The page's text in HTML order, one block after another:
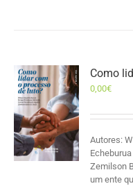
Como
0,00€
Autores:
Zemilson
um ente